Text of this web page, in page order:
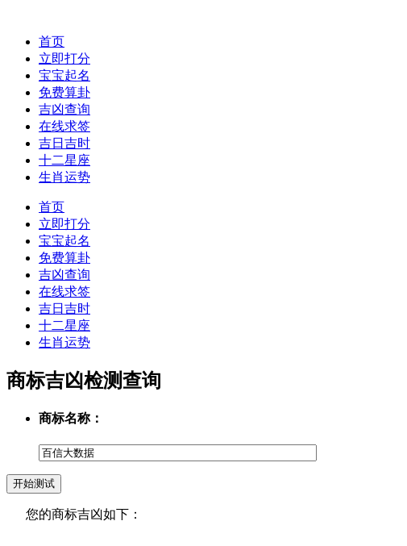
首页
立即打分
宝宝起名
免费算卦
吉凶查询
在线求签
吉日吉时
十二星座
生肖运势
首页
立即打分
宝宝起名
免费算卦
吉凶查询
在线求签
吉日吉时
十二星座
生肖运势
商标吉凶检测查询
商标名称：
您的商标吉凶如下：